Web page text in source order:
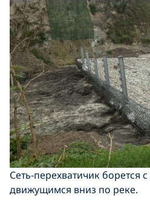
Сеть-перехватичик борется
движущимся вниз по реке.